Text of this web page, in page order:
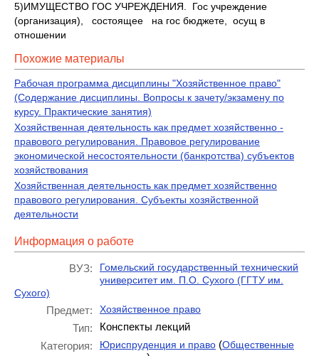
5)ИМУЩЕСТВО ГОС УЧРЕЖДЕНИЯ. Гос учреждение
(организация), состоящее на гос бюджете, осущ в
отношении
Похожие материалы
Рабочая программа дисциплины "Хозяйственное право"
(Содержание дисциплины. Вопросы к зачету/экзамену по
курсу. Практические занятия)
Хозяйственная деятельность как предмет хозяйственно -
правового регулирования. Правовое регулирование
экономической несостоятельности (банкротства) субъектов
хозяйствования
Хозяйственная деятельность как предмет хозяйственно
правового регулирования. Субъекты хозяйственной
деятельности
Информация о работе
ВУЗ:
Гомельский государственный технический
университет им. П.О. Сухого (ГГТУ им.
Сухого)
Предмет: Хозяйственное право
Тип:
Конспекты лекций
Категория:
Юриспруденция и право (Общественные